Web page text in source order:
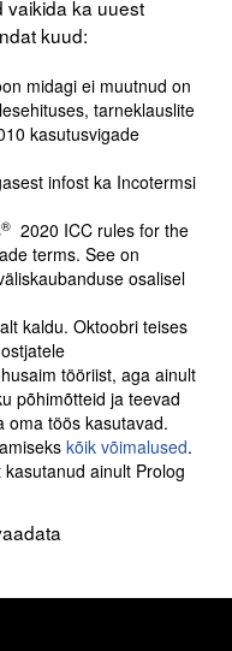
vaikida ka uuest
kuud:
midagi ei muutnud on
tarneklauslite
kasutusvigade
infost ka Incotermsi
® 2020 ICC rules for the
terms. See on
osalisel
kaldu. Oktoobri teises
tööriist, aga ainult
põhimõtteid ja teevad
oma töös kasutavad.
kõik võimalused.
ainult Prolog